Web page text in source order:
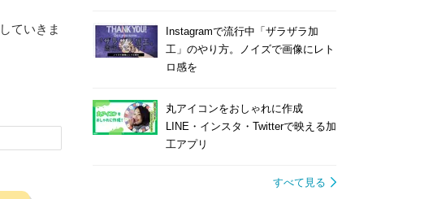
していきま
Instagramで流行中「ザラザラ加
工」のやり方。ノイズで画像にレト
ロ感を
丸アイコンをおしゃれに作成
LINE・インスタ・Twitterで映える加
工アプリ
すべて見る